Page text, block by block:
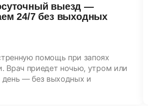
выезд —
24/7 без выходных
помощь при запоях
Врач приедет ночью, утром или
день — без выходных и